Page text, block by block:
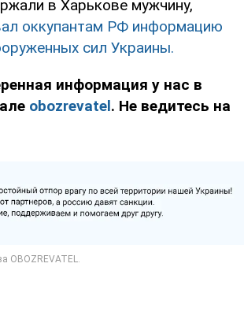
в Харькове мужчину,
оккупантам РФ информацию
сил Украины.
информация у нас в
obozrevatel. Не ведитесь на